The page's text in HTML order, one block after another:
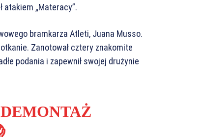
atakiem „Materacy”.
bramkarza Atleti, Juana Musso.
Zanotował cztery znakomite
podania i zapewnił swojej drużynie